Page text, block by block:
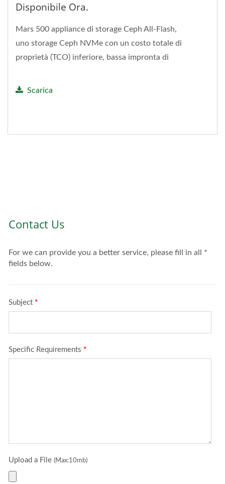
Disponibile Ora.
Mars 500 appliance di storage Ceph All-Flash,
uno storage Ceph NVMe con un costo totale di
proprietà (TCO) inferiore, bassa impronta di
Scarica